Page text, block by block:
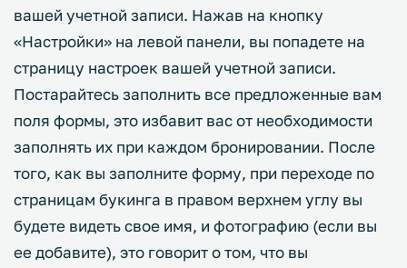
вашей учетной записи. Нажав на кнопку
«Настройки» на левой панели, вы попадете на
страницу настроек вашей учетной записи.
Постарайтесь заполнить все предложенные вам
поля формы, это избавит вас от необходимости
заполнять их при каждом бронировании. После
того, как вы заполните форму, при переходе по
страницам букинга в правом верхнем углу вы
будете видеть свое имя, и фотографию (если вы
ее добавите), это говорит о том, что вы